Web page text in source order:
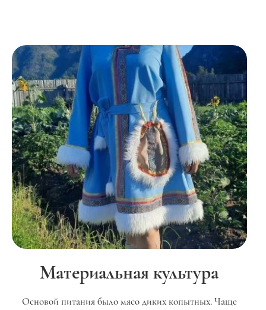
Материальная культура
Основой питания было мясо диких копытных. Чаще